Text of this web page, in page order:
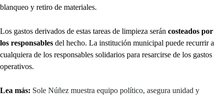
blanqueo y retiro de materiales.
Los gastos derivados de estas tareas de limpieza serán costeados por
los responsables del hecho. La institución municipal puede recurrir a
cualquiera de los responsables solidarios para resarcirse de los gastos
operativos.
Lea más: Sole Núñez muestra equipo político, asegura unidad y